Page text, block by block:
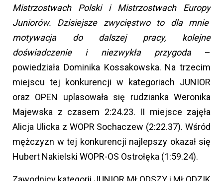
Mistrzostwach Polski i Mistrzostwach Europy
Juniorów. Dzisiejsze zwycięstwo to dla mnie
motywacja do dalszej pracy, kolejne
doświadczenie i niezwykła przygoda –
powiedziała Dominika Kossakowska. Na trzecim
miejscu tej konkurencji w kategoriach JUNIOR
oraz OPEN uplasowała się rudzianka Weronika
Majewska z czasem 2:24.23. II miejsce zajęła
Alicja Ulicka z WOPR Sochaczew (2:22.37). Wśród
mężczyzn w tej konkurencji najlepszy okazał się
Hubert Nakielski WOPR-OS Ostrołęka (1:59.24).